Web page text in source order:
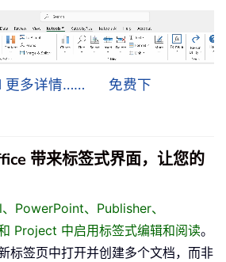
更多详情……
免费下
带来标签式界面，让您的
PowerPoint、Publisher、
Project 中启用标签式编辑和阅读。
标签页中打开并创建多个文档，而非